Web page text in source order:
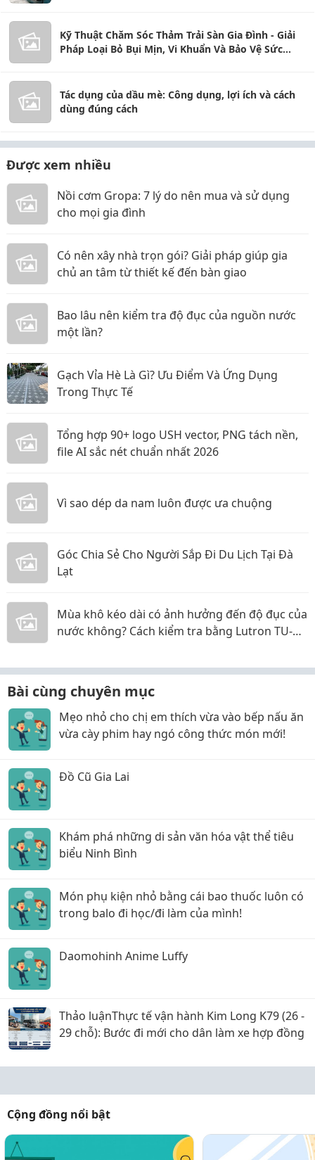
Kỹ Thuật Chăm Sóc Thảm Trải Sàn Gia Đình - Giải
Pháp Loại Bỏ Bụi Mịn, Vi Khuẩn Và Bảo Vệ Sức
Tác dụng của dầu mè: Công dụng, lợi ích và cách
dùng đúng cách
Được xem nhiều
Nồi cơm Gropa: 7 lý do nên mua và sử dụng
cho mọi gia đình
Có nên xây nhà trọn gói? Giải pháp giúp gia
chủ an tâm từ thiết kế đến bàn giao
Bao lâu nên kiểm tra độ đục của nguồn nước
một lần?
Gạch Vỉa Hè Là Gì? Ưu Điểm Và Ứng Dụng
Trong Thực Tế
Tổng hợp 90+ logo USH vector, PNG tách nền,
file AI sắc nét chuẩn nhất 2026
Vì sao dép da nam luôn được ưa chuộng
Góc Chia Sẻ Cho Người Sắp Đi Du Lịch Tại Đà
Lạt
Mùa khô kéo dài có ảnh hưởng đến độ đục của
nước không? Cách kiểm tra bằng Lutron TU-
Bài cùng chuyên mục
Mẹo nhỏ cho chị em thích vừa vào bếp nấu ăn
vừa cày phim hay ngó công thức món mới!
Đồ Cũ Gia Lai
Khám phá những di sản văn hóa vật thể tiêu
biểu Ninh Bình
Món phụ kiện nhỏ bằng cái bao thuốc luôn có
trong balo đi học/đi làm của mình!
Daomohinh Anime Luffy
Thảo luậnThực tế vận hành Kim Long K79 (26 -
29 chỗ): Bước đi mới cho dân làm xe hợp đồng
Cộng đồng nổi bật